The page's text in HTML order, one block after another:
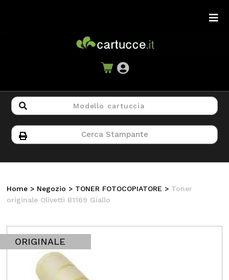
Home > Negozio > TONER FOTOCOPIATORE > Toner
originale Olivetti B1169 Giallo
ORIGINALE